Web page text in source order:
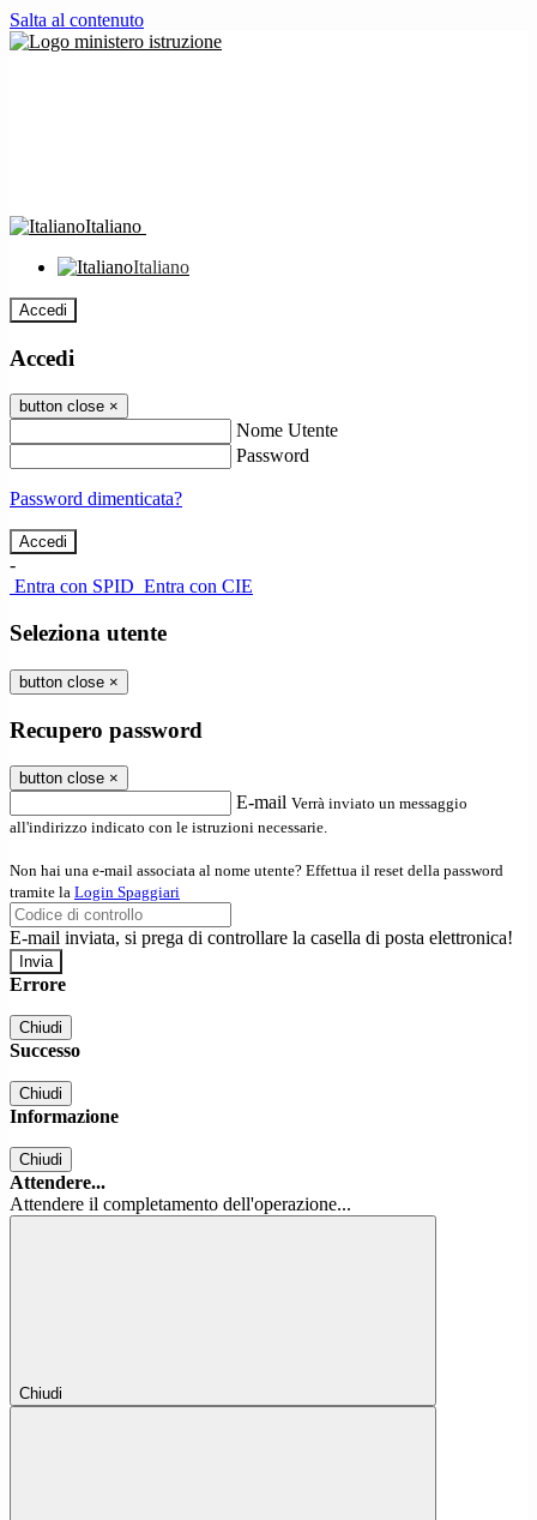
Salta al contenuto
Italiano
Italiano
Accedi
Accedi
button close ×
Nome Utente
Password
Password dimenticata?
-
Entra con SPID Entra con CIE
Seleziona utente
button close ×
Recupero password
button close ×
E-mail Verrà inviato un messaggio
all'indirizzo indicato con le istruzioni necessarie.
Non hai una e-mail associata al nome utente? Effettua il reset della password
tramite la Login Spaggiari
E-mail inviata, si prega di controllare la casella di posta elettronica!
Errore
Chiudi
Successo
Chiudi
Informazione
Chiudi
Attendere...
Attendere il completamento dell'operazione...
Chiudi